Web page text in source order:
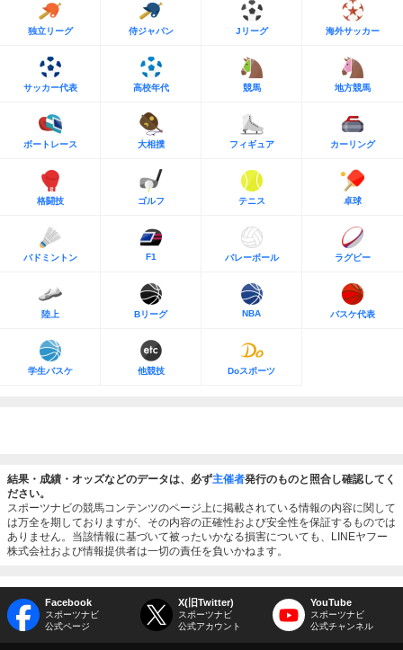
独立リーグ 侍ジャパン Jリーグ 海外サッカー
サッカー代表 高校年代 競馬 地方競馬
ボートレース 大相撲 フィギュア カーリング
格闘技 ゴルフ テニス 卓球
バドミントン F1 バレーボール ラグビー
陸上 Bリーグ NBA バスケ代表
学生バスケ 他競技 Doスポーツ
結果・成績・オッズなどのデータは、必ず主催者発行のものと照合し確認してく
ださい。
スポーツナビの競馬コンテンツのページ上に掲載されている情報の内容に関して
は万全を期しておりますが、その内容の正確性および安全性を保証するものでは
ありません。当該情報に基づいて被ったいかなる損害についても、LINEヤフー
株式会社および情報提供者は一切の責任を負いかねます。
Facebook
スポーツナビ
公式ページ
X(旧Twitter)
スポーツナビ
公式アカウント
YouTube
スポーツナビ
公式チャンネル